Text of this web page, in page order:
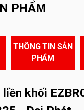
PHẨM
THÔNG TIN SẢN
PHẨM
liền khối